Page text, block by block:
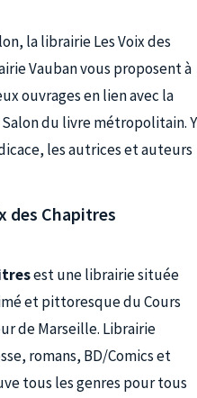
la librairie Les Voix des
Vauban vous proposent à
ouvrages en lien avec la
du livre métropolitain. Y
les autrices et auteurs
des Chapitres
est une librairie située
et pittoresque du Cours
de Marseille. Librairie
romans, BD/Comics et
tous les genres pour tous